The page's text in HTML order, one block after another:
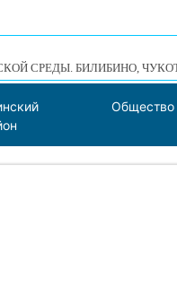
СРЕДЫ. БИЛИБИНО,
Общество